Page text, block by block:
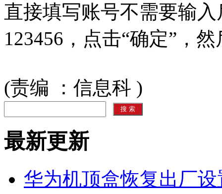
直接填写账号不需要输
123456，点击“确定”，
(责编 ：信息科 )
最新更新
华为机顶盒恢复出厂